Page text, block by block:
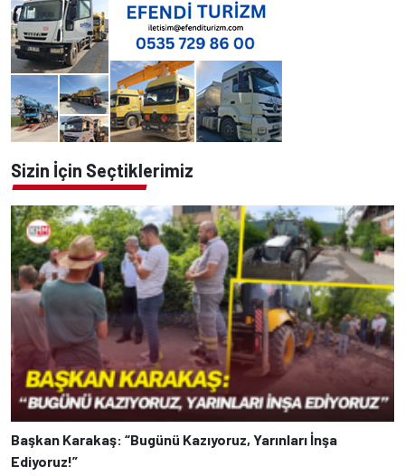
Sizin İçin Seçtiklerimiz
Başkan Karakaş: “Bugünü Kazıyoruz, Yarınları İnşa
Ediyoruz!”